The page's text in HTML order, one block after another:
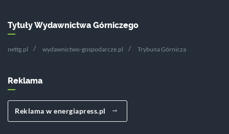
Tytuły Wydawnictwa Górniczego
nettg.pl wydawnictwo-gospodarcze.pl Trybuna Górnicza
Reklama
Reklama w energiapress.pl